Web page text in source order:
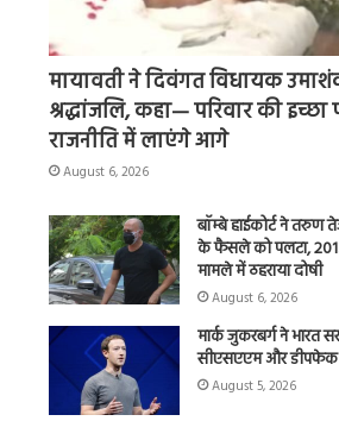
मायावती ने दिवंगत विधायक
श्रद्धांजलि, कहा— परिवार की
राजनीति में लाएंगे आगे
August 6, 2026
बॉम्बे हाईकोर्ट ने तरुण
के फैसले को पलटा,
मामले में ठहराया दोषी
August 6, 2026
मार्क जुकरबर्ग ने भारत
सीएसएएम और
August 5, 2026